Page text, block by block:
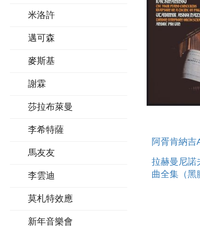
米洛許
邁可森
麥斯基
謝霖
莎拉布萊曼
李希特薩
馬友友
李雲迪
莫札特效應
新年音樂會
阿胥肯納吉
拉赫曼尼諾
曲全集（黑